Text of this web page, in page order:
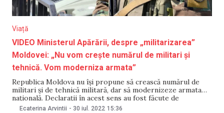
Viață
VIDEO Ministerul Apărării, despre „militarizarea”
Moldovei: „Nu vom crește numărul de militari și
tehnică. Vom moderniza armata”
Republica Moldova nu își propune să crească numărul de
militari și de tehnică militară, dar să modernizeze armata
națională. Declarații în acest sens au fost făcute de
secretarul de stat al Ministerului Apărării Valeriu Mija, într-
Ecaterina Arvintii - 30 iul. 2022 15:36